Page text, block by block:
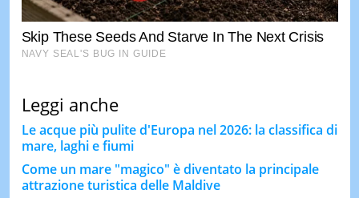
Leggi anche
Le acque più pulite d'Europa nel 2026: la classifica di
mare, laghi e fiumi
Come un mare "magico" è diventato la principale
attrazione turistica delle Maldive